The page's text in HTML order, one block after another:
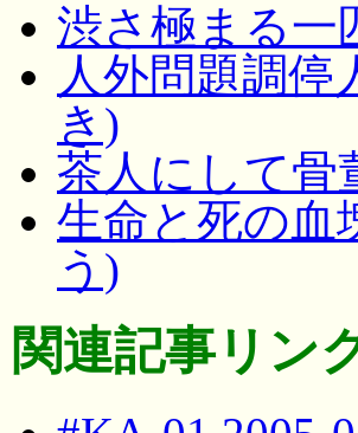
渋さ極まる一
人外問題調
き)
茶人にして骨
生命と死の血
う)
関連記事リン